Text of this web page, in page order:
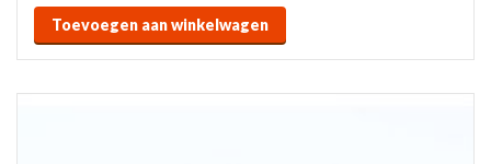
Toevoegen aan winkelwagen